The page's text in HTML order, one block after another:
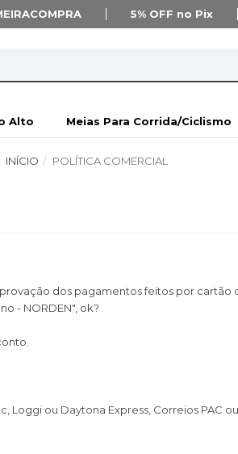
5% OFF no Pix
Alto Meias Para Corrida/Ciclismo
INÍCIO POLÍTICA COMERCIAL
dos pagamentos feitos por
- NORDEN", ok?
Loggi ou Daytona Express, Correios PAC